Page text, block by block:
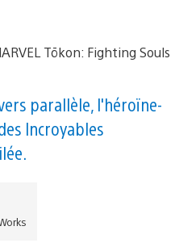
parallèle, l'héroïne-
Incroyables